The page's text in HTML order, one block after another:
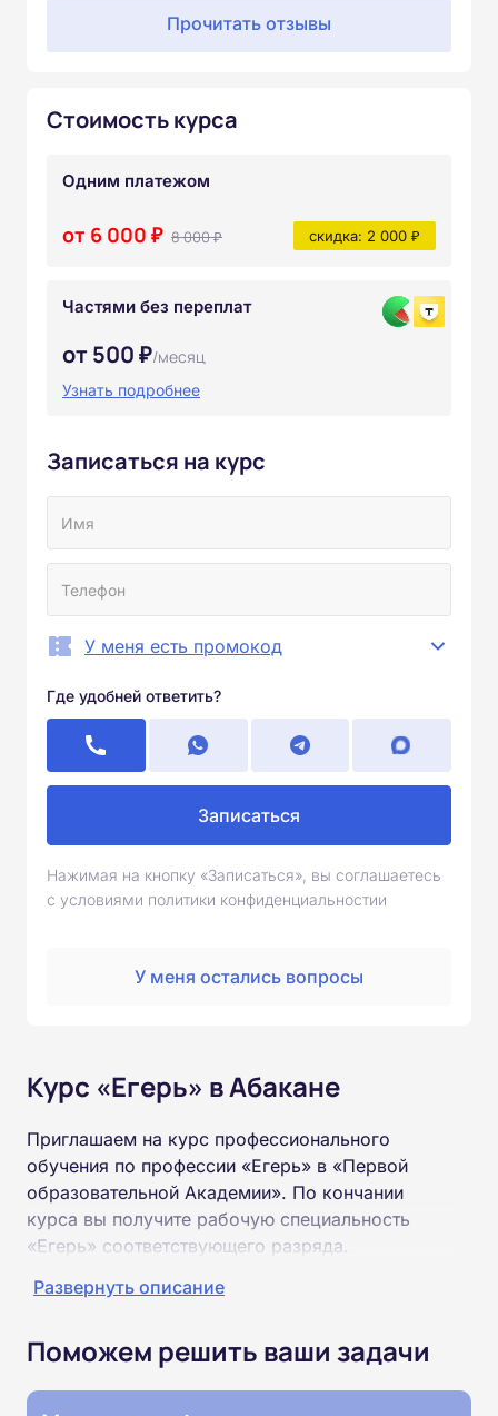
Прочитать отзывы
Стоимость курса
Одним платежом
от 6 000 ₽ 8 000 ₽ скидка: 2 000 ₽
Частями без переплат
от 500 ₽/месяц
Узнать подробнее
Записаться на курс
У меня есть промокод
Где удобней ответить?
Записаться
Нажимая на кнопку «Записаться», вы соглашаетесь
с условиями политики конфиденциальностии
У меня остались вопросы
Курс «Егерь» в Абакане
Приглашаем на курс профессионального
обучения по профессии «Егерь» в «Первой
образовательной Академии». По кончании
курса вы получите рабочую специальность
«Егерь» соответствующего разряда.
Пройти обучение и получить удостоверение
образования (9 или 11 классов).
Обучение проводится дистанционно на
Развернуть описание
Поможем решить ваши задачи